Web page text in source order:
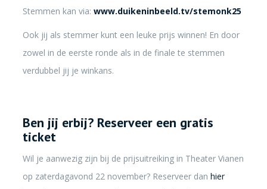
Stemmen kan via: www.duikeninbeeld.tv/stemonk25
Ook jij als stemmer kunt een leuke prijs winnen! En door
zowel in de eerste ronde als in de finale te stemmen
verdubbel jij je winkans.
Ben jij erbij? Reserveer een gratis
ticket
Wil je aanwezig zijn bij de prijsuitreiking in Theater Vianen
op zaterdagavond 22 november? Reserveer dan hier